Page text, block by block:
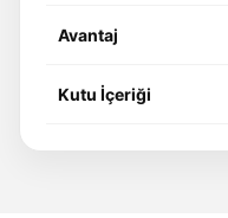
Avantaj
Kutu İçeriği